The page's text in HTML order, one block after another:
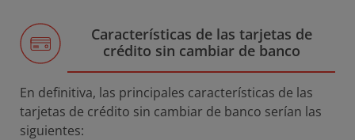
Características de las tarjetas de
crédito sin cambiar de banco
En definitiva, las principales características de las
tarjetas de crédito sin cambiar de banco serían las
siguientes: